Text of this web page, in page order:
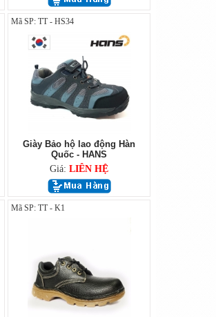
Mã SP: TT - HS34
Giày Bảo hộ lao động Hàn
Quốc - HANS
Giá: LIÊN HỆ
Mã SP: TT - K1